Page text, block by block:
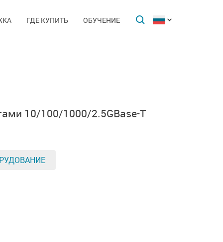
ГДЕ КУПИТЬ ОБУЧЕНИЕ
10/100/1000/2.5GBase-T